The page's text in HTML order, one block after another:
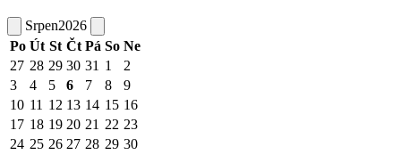
Srpen2026
Po Út St Čt Pá So Ne
27 28 29 30 31 1
2
3
4 5 6 7 8
9
10 11 12 13 14 15 16
17 18 19 20 21 22 23
24 25 26 27 28 29 30